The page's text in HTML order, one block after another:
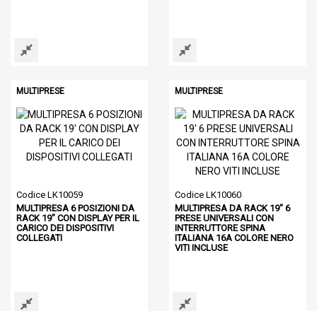
MULTIPRESE
Codice LK10059
MULTIPRESA 6 POSIZIONI DA
RACK 19" CON DISPLAY PER IL
CARICO DEI DISPOSITIVI
COLLEGATI
MULTIPRESE
Codice LK10060
MULTIPRESA DA RACK 19" 6
PRESE UNIVERSALI CON
INTERRUTTORE SPINA
ITALIANA 16A COLORE NERO
VITI INCLUSE